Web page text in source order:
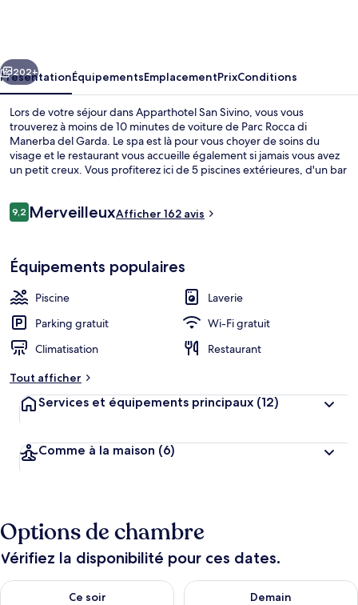
Suivant
202+
PrésentationÉquipementsEmplacementPrixConditions
Lors de votre séjour dans Apparthotel San Sivino, vous vous
trouverez à moins de 10 minutes de voiture de Parc Rocca di
Manerba del Garda. Le spa est là pour vous choyer de soins du
visage et le restaurant vous accueille également si jamais vous avez
un petit creux. Vous profiterez ici de 5 piscines extérieures, d'un bar
Avis
voyageurs
9,29,2 sur 10
MerveilleuxAfficher 162 avis
Équipements populaires
Piscine
Laverie
Parking gratuit
Wi-Fi gratuit
Climatisation
Restaurant
Tout afficher
Services et équipements principaux (12)
Comme à la maison (6)
Options de chambre
Vérifiez la disponibilité pour ces dates.
Ce soir
Vérifier la disponibilité pour ce soir août 6 - août 7
Demain
Vérifier la disponibilité pour